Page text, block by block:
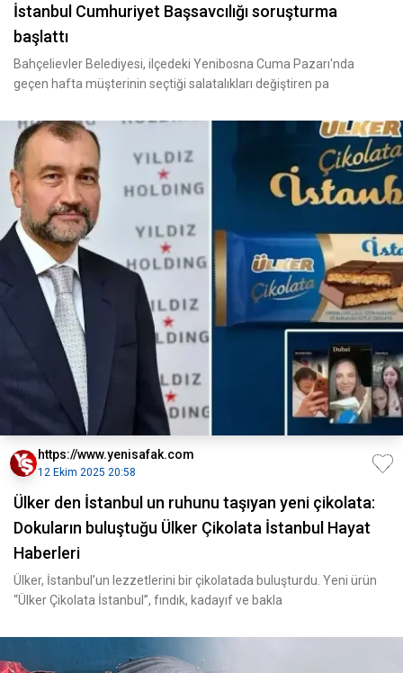
İstanbul Cumhuriyet Başsavcılığı soruşturma
başlattı
Bahçelievler Belediyesi, ilçedeki Yenibosna Cuma Pazarı'nda
geçen hafta müşterinin seçtiği salatalıkları değiştiren pa
https://www.yenisafak.com
12 Ekim 2025 20:58
Ülker den İstanbul un ruhunu taşıyan yeni çikolata:
Dokuların buluştuğu Ülker Çikolata İstanbul Hayat
Haberleri
Ülker, İstanbul’un lezzetlerini bir çikolatada buluşturdu. Yeni ürün
“Ülker Çikolata İstanbul”, fındık, kadayıf ve bakla